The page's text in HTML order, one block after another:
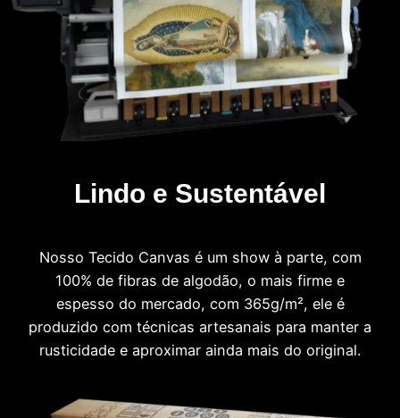
Lindo e Sustentável
Nosso Tecido Canvas é um show à parte, com
100% de fibras de algodão, o mais firme e
espesso do mercado, com 365g/m², ele é
produzido com técnicas artesanais para manter a
rusticidade e aproximar ainda mais do original.